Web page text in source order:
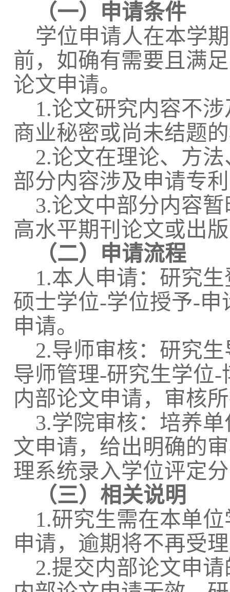
（一）申请条件
学位申请人在本学
前，如确有需要且满
论文申请。
1.论文研究内容不
商业秘密或尚未结题
2.论文在理论、方
部分内容涉及申请专
3.论文中部分内容
高水平期刊论文或出
（二）申请流程
1.本人申请：研究生
硕士学位-学位授予-申
申请。
2.导师审核：研究
导师管理-研究生学位-
内部论文申请，审核
3.学院审核：培养
文申请，给出明确的
理系统录入学位评定
（三）相关说明
1.研究生需在本单
申请，逾期将不再受
2.提交内部论文申